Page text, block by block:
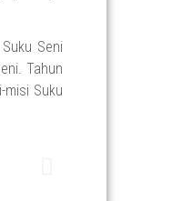
Seni
Tahun
misi Suku